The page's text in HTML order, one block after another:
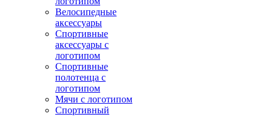
Велосипедные
аксессуары
Спортивные
аксессуары с
логотипом
Спортивные
полотенца с
логотипом
Мячи с логотипом
Спортивный